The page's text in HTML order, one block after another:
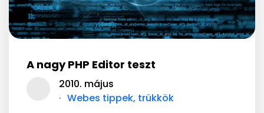
A nagy PHP Editor teszt
2010. május
Webes tippek, trükkök